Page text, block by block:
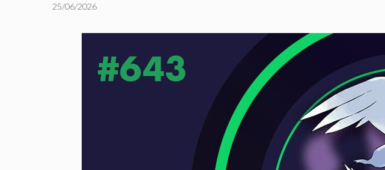
25/06/2026